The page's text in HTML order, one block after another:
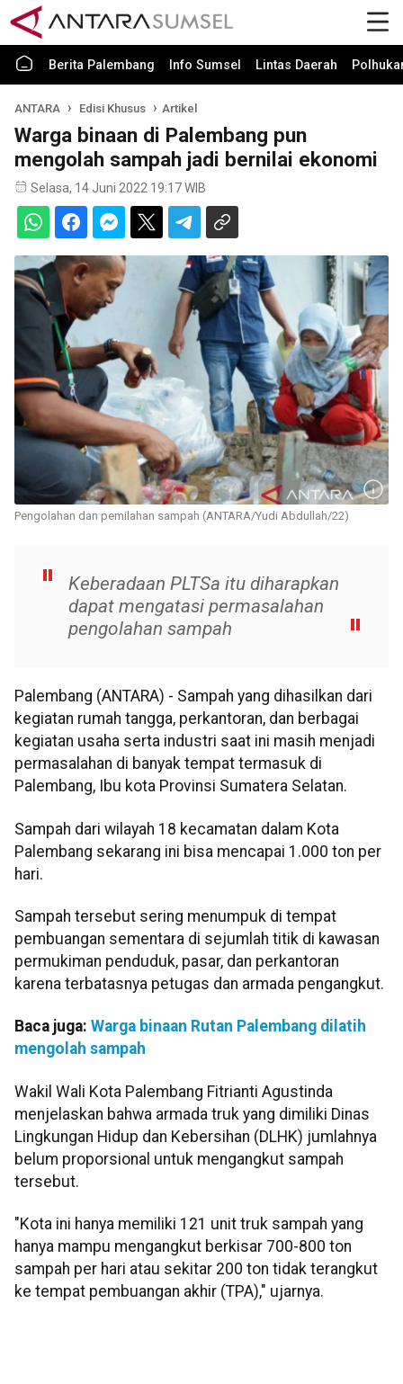
Berita Palembang Info Sumsel Lintas Daerah
ANTARA Edisi Khusus Artikel
Warga binaan di Palembang pun
mengolah sampah jadi bernilai ekonomi
Selasa, 14 Juni 2022 19:17 WIB
Pengolahan dan pemilahan sampah (ANTARA/Yudi Abdullah/22)
Keberadaan PLTSa itu diharapkan
dapat mengatasi permasalahan
pengolahan sampah
Palembang (ANTARA) - Sampah yang dihasilkan dari
kegiatan rumah tangga, perkantoran, dan berbagai
kegiatan usaha serta industri saat ini masih menjadi
permasalahan di banyak tempat termasuk di
Palembang, Ibu kota Provinsi Sumatera Selatan.
Sampah dari wilayah 18 kecamatan dalam Kota
Palembang sekarang ini bisa mencapai 1.000 ton per
hari.
Sampah tersebut sering menumpuk di tempat
pembuangan sementara di sejumlah titik di kawasan
permukiman penduduk, pasar, dan perkantoran
karena terbatasnya petugas dan armada pengangkut.
Baca juga: Warga binaan Rutan Palembang dilatih
mengolah sampah
Wakil Wali Kota Palembang Fitrianti Agustinda
menjelaskan bahwa armada truk yang dimiliki Dinas
Lingkungan Hidup dan Kebersihan (DLHK) jumlahnya
belum proporsional untuk mengangkut sampah
tersebut.
"Kota ini hanya memiliki 121 unit truk sampah yang
hanya mampu mengangkut berkisar 700-800 ton
sampah per hari atau sekitar 200 ton tidak terangkut
ke tempat pembuangan akhir (TPA)," ujarnya.